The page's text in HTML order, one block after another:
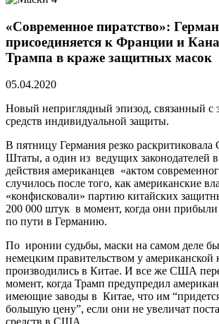
«Современное пиратство»:
присоединяется к Франции и
Трампа в краже защитных масок
05.04.2020
Новый неприглядный эпизод, связанный с
средств индивидуальной защиты.
В пятницу Германия резко
Штаты, а один из ведущих законодателей
действия американцев «актом
случилось после того, как американские
«конфисковали» партию китайских
200 000 штук в момент, когда они прибыли
по пути в Германию.
По иронии судьбы, маски на самом деле
немецким правительством у американской
производились в Китае. И все же США
момент, когда Трамп предупредил
имеющие заводы в Китае, что им
большую цену”, если они не увеличат